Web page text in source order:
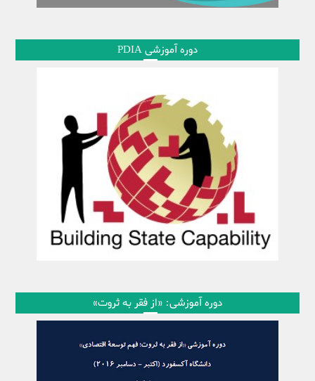
دوره آموزشی PDIA
دوره آموزشی: «از فقر به ثروت»